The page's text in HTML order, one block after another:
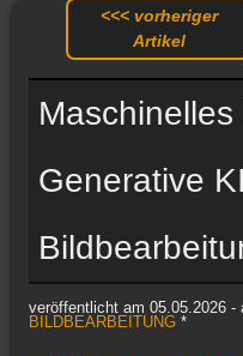
<<< vorheriger
Artikel
Generative
veröffentlicht am 05.05.2026
BILDBEARBEITUNG *